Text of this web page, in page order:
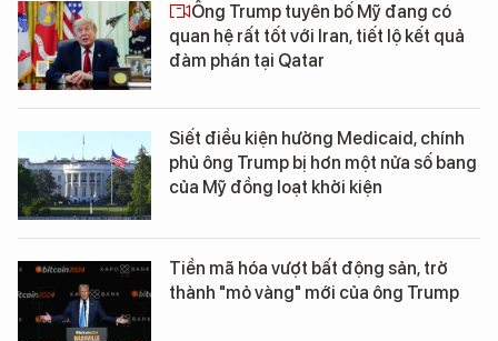
Ông Trump tuyên bố Mỹ đang có
quan hệ rất tốt với Iran, tiết lộ kết quả
đàm phán tại Qatar
Siết điều kiện hưởng Medicaid, chính
phủ ông Trump bị hơn một nửa số bang
của Mỹ đồng loạt khởi kiện
Tiền mã hóa vượt bất động sản, trở
thành "mỏ vàng" mới của ông Trump